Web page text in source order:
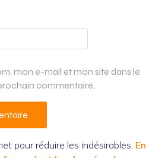
mon e-mail et mon site dans le
commentaire.
pour réduire les indésirables. En